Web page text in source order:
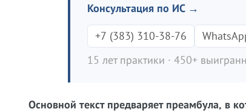
Консультация по ИС →
+7 (383) 310-38-76
15 лет практики · 450+
Основной текст предваряет преамбула, в